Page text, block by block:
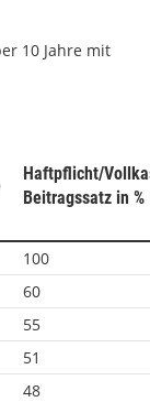
10 Jahre mit
Haftpflicht/
Beitragssatz in %
100
60
55
51
48